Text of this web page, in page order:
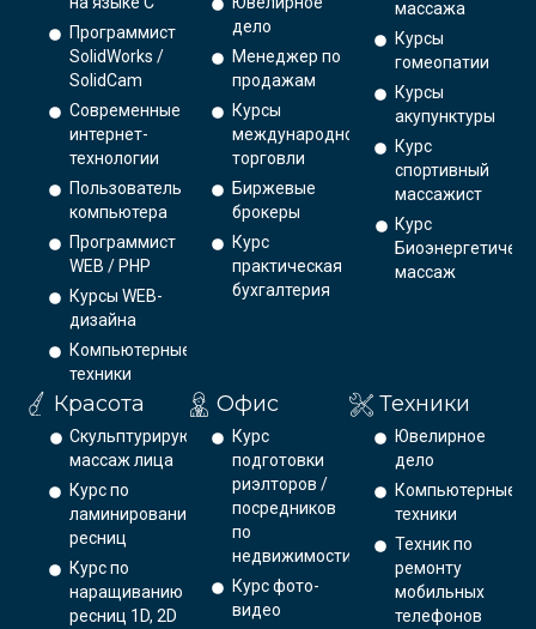
Программист
SolidWorks /
SolidCam
Современные
интернет-
технологии
Пользователь
компьютера
Программист
WEB / PHP
Курсы WEB-
дизайна
Компьютерные
техники
дело
Менеджер по
продажам
Курсы
международной
торговли
Биржевые
брокеры
Курс
практическая
бухгалтерия
массажа
Курсы
гомеопатии
Курсы
акупунктуры
Курс
спортивный
массажист
Курс
массаж
Красота
Скульптурирующий
массаж лица
Курс по
ламинированию
ресниц
Курс по
наращиванию
ресниц 1D, 2D
Офис
Курс
подготовки
риэлторов /
посредников
по
недвижимости
Курс фото-
видео
Техники
Ювелирное
дело
Компьютерные
техники
Техник по
ремонту
мобильных
телефонов